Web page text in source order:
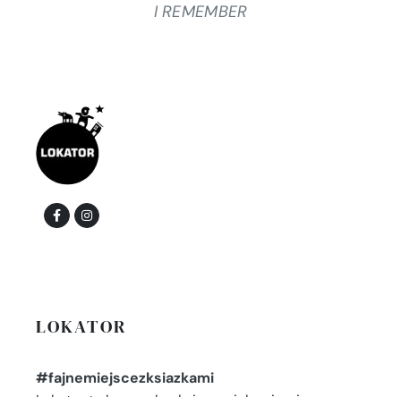
I REMEMBER
LOKATOR
#fajnemiejscezksiazkami